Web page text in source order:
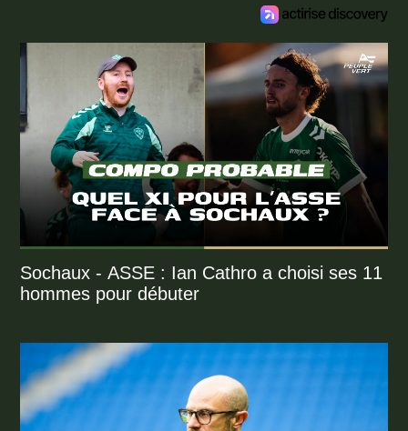
Sochaux - ASSE : Ian Cathro a choisi ses 11
hommes pour débuter